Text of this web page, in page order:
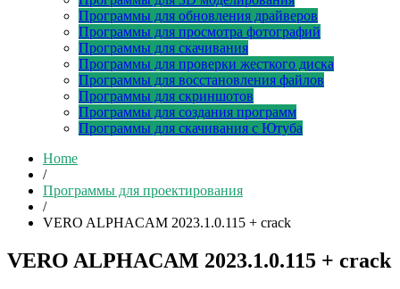
Программы для обновления драйверов
Программы для просмотра фотографий
Программы для скачивания
Программы для проверки жесткого диска
Программы для восстановления файлов
Программы для скриншотов
Программы для создания программ
Программы для скачивания с Ютуба
Home
/
Программы для проектирования
/
VERO ALPHACAM 2023.1.0.115 + crack
VERO ALPHACAM 2023.1.0.115 + crack